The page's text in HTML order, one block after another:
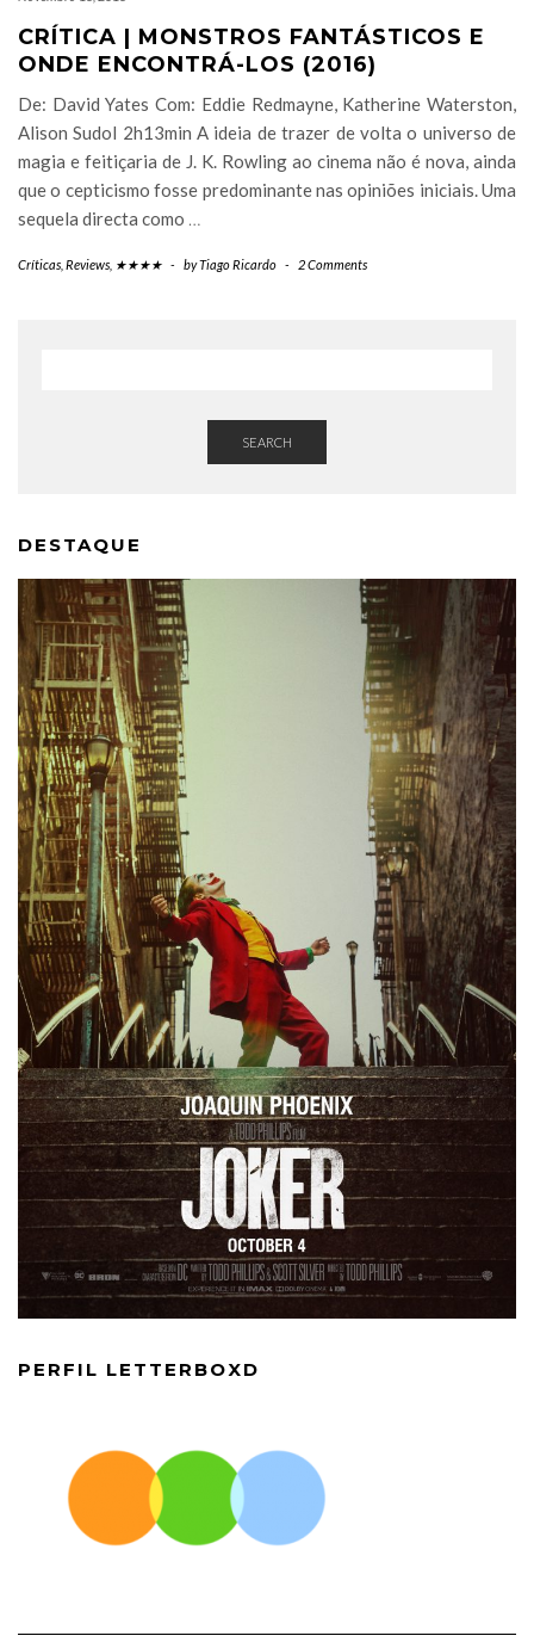
CRÍTICA | MONSTROS FANTÁSTICOS E
ONDE ENCONTRÁ-LOS (2016)
De: David Yates Com: Eddie Redmayne, Katherine Waterston,
Alison Sudol 2h13min A ideia de trazer de volta o universo de
magia e feitiçaria de J. K. Rowling ao cinema não é nova, ainda
que o cepticismo fosse predominante nas opiniões iniciais. Uma
sequela directa como …
Críticas Reviews ★★★★ - byTiago Ricardo - 2 Comments
SEARCH
DESTAQUE
PERFIL LETTERBOXD